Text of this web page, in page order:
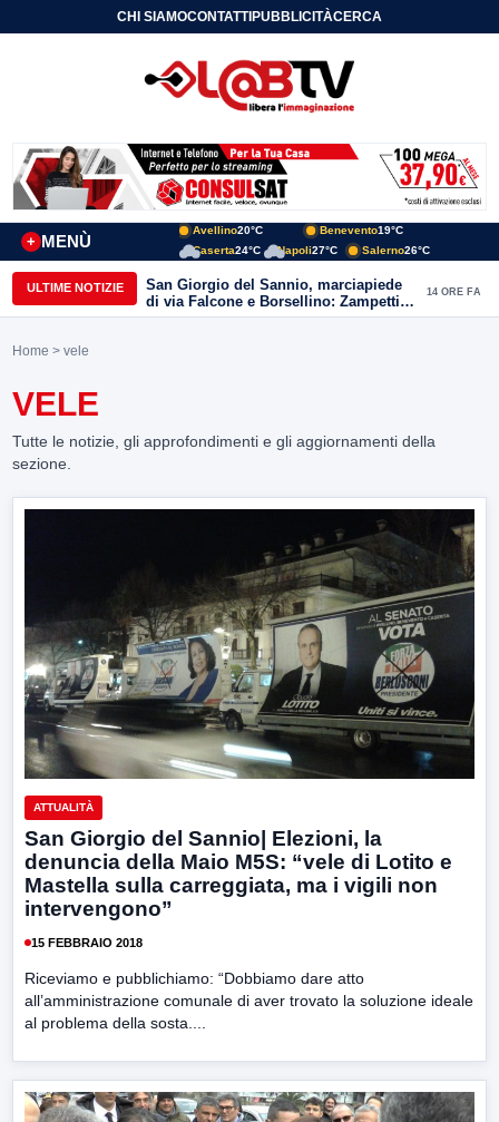
CHI SIAMOCONTATTIPUBBLICITÀCERCA
MENÙ
+
Avellino20°C Benevento19°C
Caserta24°C Napoli27°C Salerno26°C
ULTIME NOTIZIE
San Giorgio del Sannio, marciapiede
di via Falcone e Borsellino: Zampetti e
Lombardi replicano alle polemiche
14 ORE FA
Home > vele
VELE
Tutte le notizie, gli approfondimenti e gli aggiornamenti della
sezione.
ATTUALITÀ
San Giorgio del Sannio| Elezioni, la
denuncia della Maio M5S: “vele di Lotito e
Mastella sulla carreggiata, ma i vigili non
intervengono”
15 FEBBRAIO 2018
Riceviamo e pubblichiamo: “Dobbiamo dare atto
all’amministrazione comunale di aver trovato la soluzione ideale
al problema della sosta....